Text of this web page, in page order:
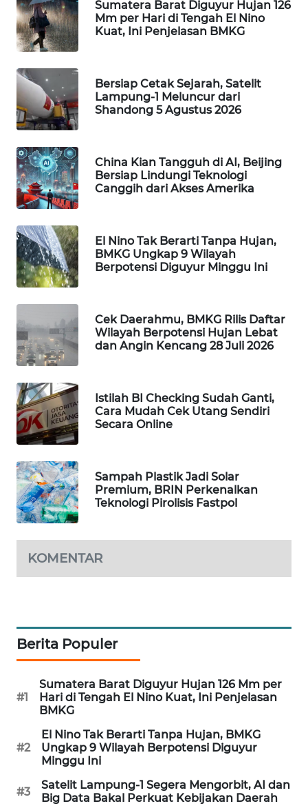
Sumatera Barat Diguyur Hujan 126
Mm per Hari di Tengah El Nino
Kuat, Ini Penjelasan BMKG
Bersiap Cetak Sejarah, Satelit
Lampung-1 Meluncur dari
Shandong 5 Agustus 2026
China Kian Tangguh di AI, Beijing
Bersiap Lindungi Teknologi
Canggih dari Akses Amerika
El Nino Tak Berarti Tanpa Hujan,
BMKG Ungkap 9 Wilayah
Berpotensi Diguyur Minggu Ini
Cek Daerahmu, BMKG Rilis Daftar
Wilayah Berpotensi Hujan Lebat
dan Angin Kencang 28 Juli 2026
Istilah BI Checking Sudah Ganti,
Cara Mudah Cek Utang Sendiri
Secara Online
Sampah Plastik Jadi Solar
Premium, BRIN Perkenalkan
Teknologi Pirolisis Fastpol
KOMENTAR
Berita Populer
#1
Sumatera Barat Diguyur Hujan 126 Mm per
Hari di Tengah El Nino Kuat, Ini Penjelasan
BMKG
#2
El Nino Tak Berarti Tanpa Hujan, BMKG
Ungkap 9 Wilayah Berpotensi Diguyur
Minggu Ini
#3
Satelit Lampung-1 Segera Mengorbit, AI dan
Big Data Bakal Perkuat Kebijakan Daerah
WAHANANEWS
ID
WAHANANEWS
CO ID
WAHANANEWS
NET
WAHANA
SPORT
UMKM
WAHANA
SELEB
WAHANA
PERSONA
OTOMOTIF
WAHANA
HEALTH
WAHANA
DESA
WISATA
LAPAK
WAHANA
KONSUMEN
MASYARAKAT
KELISTRIKAN
WALINKI
ID
MAWAKA